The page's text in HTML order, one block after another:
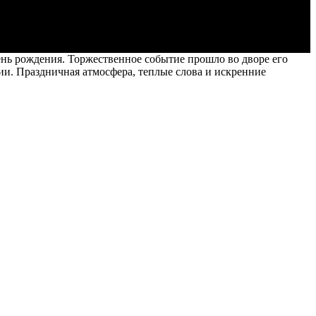
рождения. Торжественное событие прошло во дворе его
Праздничная атмосфера, теплые слова и искренние